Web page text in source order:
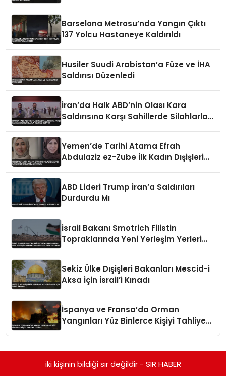
Barselona Metrosu’nda Yangın Çıktı
137 Yolcu Hastaneye Kaldırıldı
Husiler Suudi Arabistan’a Füze ve İHA
Saldırısı Düzenledi
İran’da Halk ABD’nin Olası Kara
Saldırısına Karşı Sahillerde Silahlarla
Yemen’de Tarihi Atama Efrah
Abdulaziz ez-Zube İlk Kadın Dışişleri
ABD Lideri Trump İran’a Saldırıları
Durdurdu Mı
İsrail Bakanı Smotrich Filistin
Topraklarında Yeni Yerleşim Yerleri
Sekiz Ülke Dışişleri Bakanları Mescid-i
Aksa İçin İsrail’i Kınadı
İspanya ve Fransa’da Orman
Yangınları Yüz Binlerce Kişiyi Tahliye
iki kişinin bildiği sır değildir - SIR HABER